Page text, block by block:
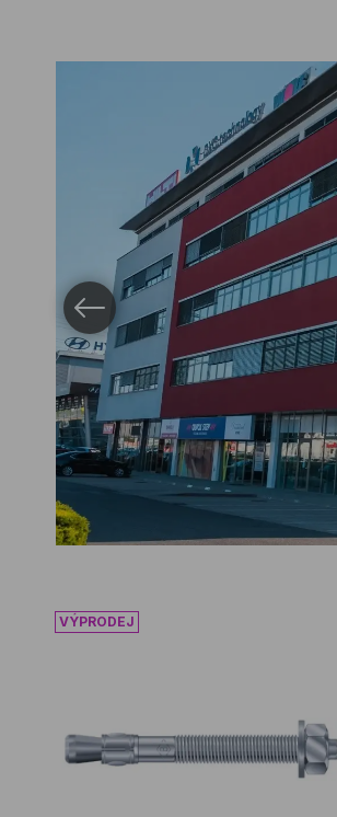
Předcházející obrázek
Třmenová kotva MKT B Zn